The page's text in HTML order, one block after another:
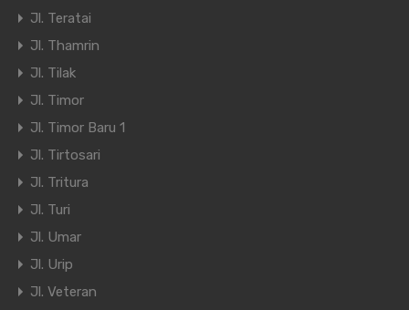
Jl. Teratai
Jl. Thamrin
Jl. Tilak
Jl. Timor
Jl. Timor Baru 1
Jl. Tirtosari
Jl. Tritura
Jl. Turi
Jl. Umar
Jl. Urip
Jl. Veteran